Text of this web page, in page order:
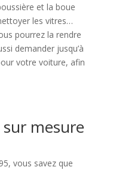
et la boue
les vitres…
pourrez la rendre
demander jusqu’à
votre voiture, afin
mesure
vous savez que